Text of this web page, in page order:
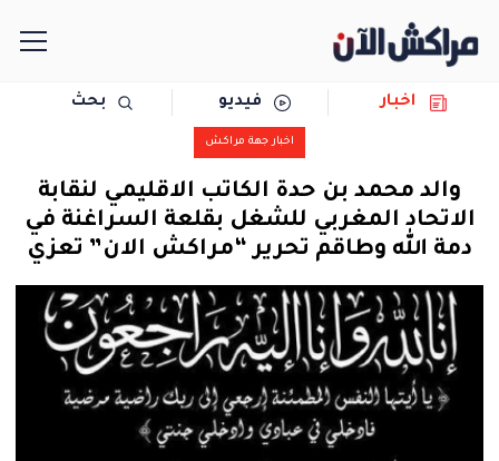
سياسة
رياضة
حوادث
دولية
اخبار فيديو بحث
اخبار جهة مراكش
والد محمد بن حدة الكاتب الاقليمي لنقابة
الاتحاد المغربي للشغل بقلعة السراغنة في
دمة الله وطاقم تحرير “مراكش الان” تعزي